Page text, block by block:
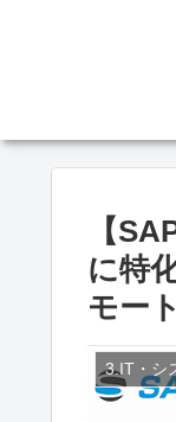
【
に特
モー
3.IT・シ